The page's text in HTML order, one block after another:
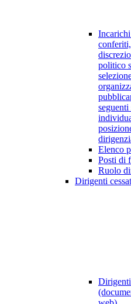
politico
Elenco
Posti di
Ruolo
Dirigenti